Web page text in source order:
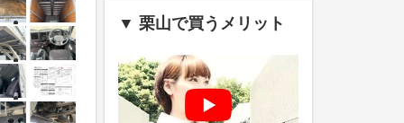
▼ 栗山で買うメリット